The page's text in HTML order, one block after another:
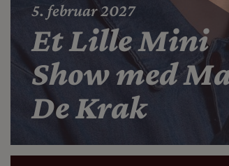
5. februar 2027
Et Lille Mini
Show med
De Krak